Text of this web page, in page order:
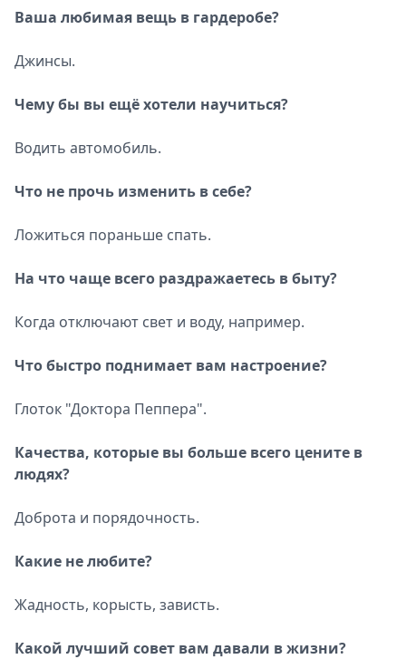
Ваша любимая вещь в гардеробе?
Джинсы.
Чему бы вы ещё хотели научиться?
Водить автомобиль.
Что не прочь изменить в себе?
Ложиться пораньше спать.
На что чаще всего раздражаетесь в быту?
Когда отключают свет и воду, например.
Что быстро поднимает вам настроение?
Глоток "Доктора Пеппера".
Качества, которые вы больше всего цените в
людях?
Доброта и порядочность.
Какие не любите?
Жадность, корысть, зависть.
Какой лучший совет вам давали в жизни?